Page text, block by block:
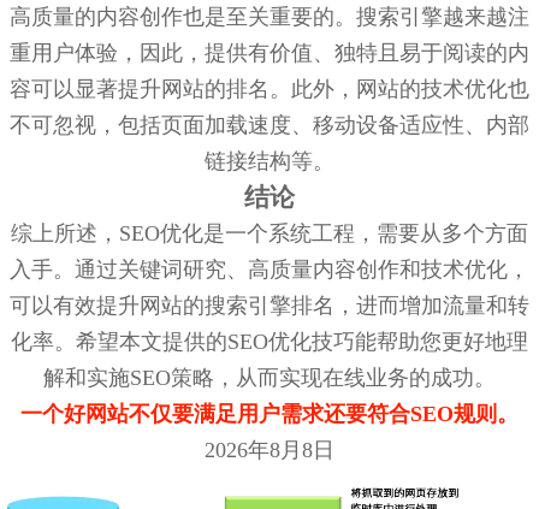
高质量的内容创作也是至关重要的。搜索引擎越来越注
重用户体验，因此，提供有价值、独特且易于阅读的内
容可以显著提升网站的排名。此外，网站的技术优化也
不可忽视，包括页面加载速度、移动设备适应性、内部
链接结构等。
结论
综上所述，SEO优化是一个系统工程，需要从多个方面
入手。通过关键词研究、高质量内容创作和技术优化，
可以有效提升网站的搜索引擎排名，进而增加流量和转
化率。希望本文提供的SEO优化技巧能帮助您更好地理
解和实施SEO策略，从而实现在线业务的成功。
一个好网站不仅要满足用户需求还要符合SEO规则。
2026年8月8日